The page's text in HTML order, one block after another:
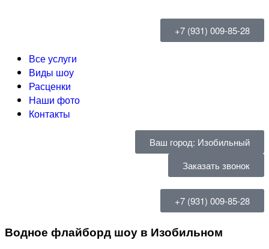
+7 (931) 009-85-28
Все услуги
Виды шоу
Расценки
Наши фото
Контакты
Ваш город: Изобильный
Заказать звонок
+7 (931) 009-85-28
Водное флайборд шоу в Изобильном